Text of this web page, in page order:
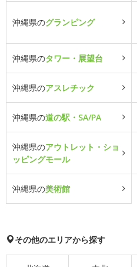
沖縄県のグランピング
沖縄県のタワー・展望台
沖縄県のアスレチック
沖縄県の道の駅・SA/PA
沖縄県のアウトレット・ショ
ッピングモール
沖縄県の美術館
その他のエリアから探す